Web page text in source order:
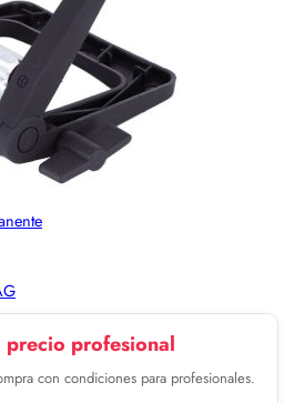
precio profesional
con condiciones para profesionales.